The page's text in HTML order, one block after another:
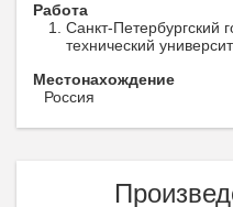
Работа
Санкт-Петербургский
технический
Местонахождение
Россия